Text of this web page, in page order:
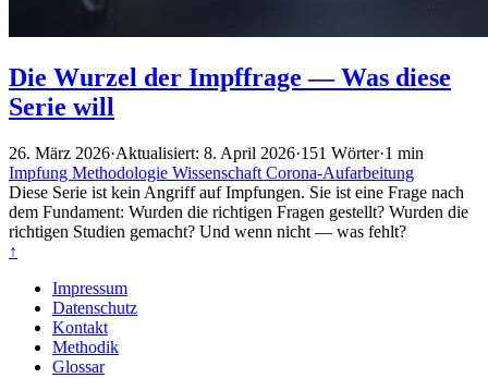
Die Wurzel der Impffrage — Was diese
Serie will
26. März 2026·Aktualisiert: 8. April 2026·151 Wörter·1 min
Impfung Methodologie Wissenschaft Corona-Aufarbeitung
Diese Serie ist kein Angriff auf Impfungen. Sie ist eine Frage nach
dem Fundament: Wurden die richtigen Fragen gestellt? Wurden die
richtigen Studien gemacht? Und wenn nicht — was fehlt?
↑
Impressum
Datenschutz
Kontakt
Methodik
Glossar